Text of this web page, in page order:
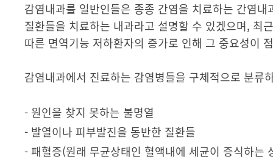
감염내과를 일반인들은 종종 간염을 치료하는 간염
질환들을 치료하는 내과라고 설명할 수 있겠으며, 최
따른 면역기능 저하환자의 증가로 인해 그 중요성이
감염내과에서 진료하는 감염병들을 구체적으로 분류
- 원인을 찾지 못하는 불명열
- 발열이나 피부발진을 동반한 질환들
- 패혈증(원래 무균상태인 혈액내에 세균이 증식하는